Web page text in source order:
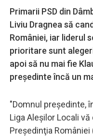
Primarii PSD din
Liviu Dragnea să
României, iar liderul
prioritare sunt
apoi să nu mai fie
preşedinte încă un
"Domnul preşedinte,
Liga Aleşilor Locali
Preşedinţia